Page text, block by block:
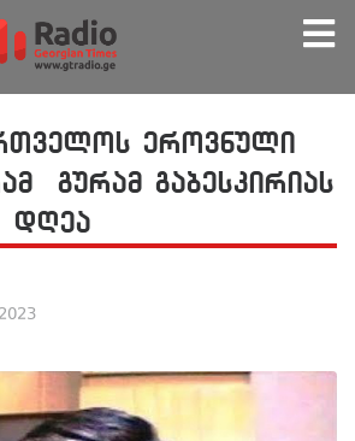
ეროვნული
გურამ გაბესკირიას
დღეა